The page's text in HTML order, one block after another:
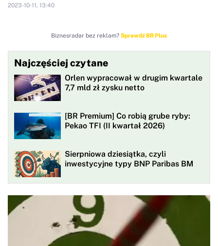
2023-10-11, 13:40
Biznesradar bez reklam? Sprawdź BR Plus
Najczęściej czytane
Orlen wypracował w drugim kwartale
7,7 mld zł zysku netto
[BR Premium] Co robią grube ryby:
Pekao TFI (II kwartał 2026)
Sierpniowa dziesiątka, czyli
inwestycyjne typy BNP Paribas BM